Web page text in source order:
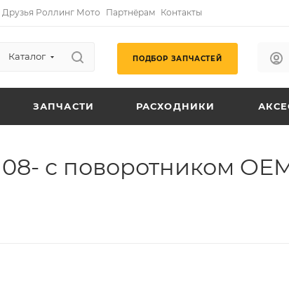
Друзья Роллинг Мото Партнёрам Контакты
Каталог ПОДБОР ЗАПЧАСТЕЙ
ЗАПЧАСТИ РАСХОДНИКИ
с поворотником